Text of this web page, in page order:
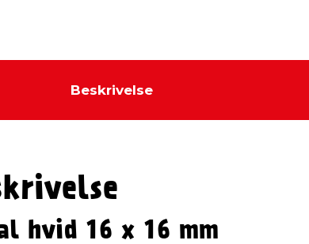
Beskrivelse
hvid 16 x 16 mm